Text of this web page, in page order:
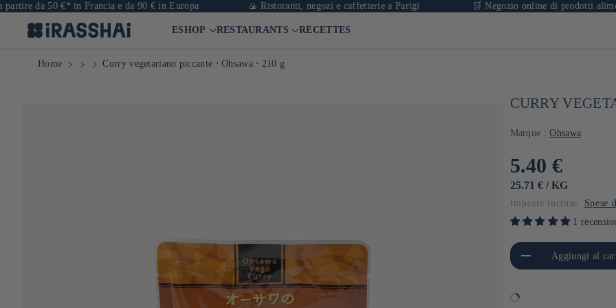
50 €* in Francia e da 90 € in Europa 🍙 Ristoranti, negozi e caffetterie a Parigi 🛒 Negozio online di prodotti alimentari
ESHOP RESTAURANTS RECETTES
Home Curry vegetariano piccante ⋅ Ohsawa ⋅ 210 g
CURRY
Marque : Ohsawa
Prezzo
di
listino
5.40 €
PREZZO
25.71 € / PER
KG
Imposte incluse. Spese
1
Diminuisci quantità per Default
Title
Aggiungi al